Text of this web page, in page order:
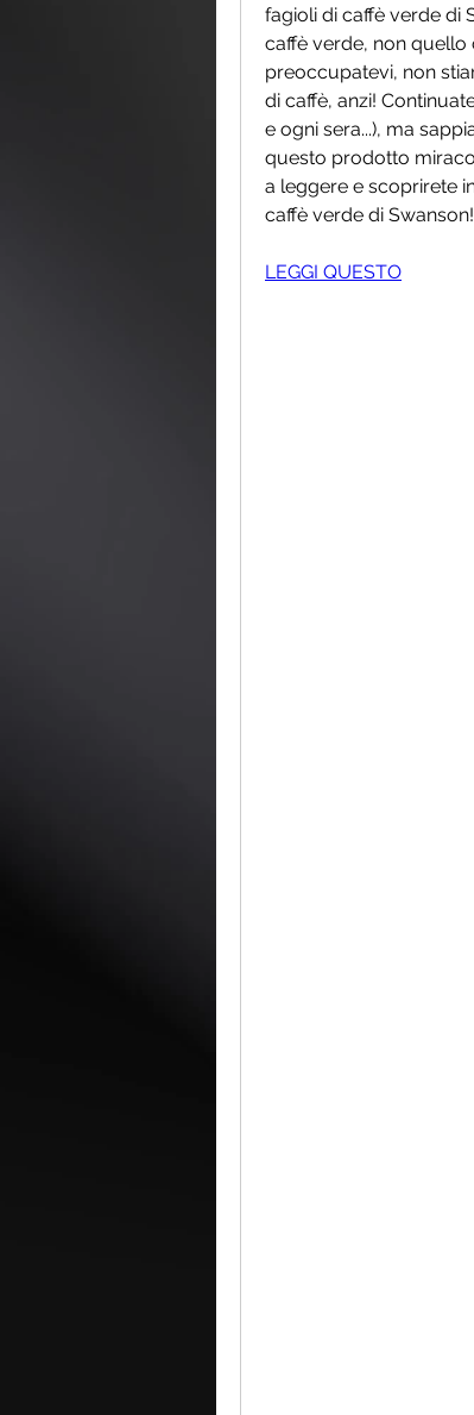
fagioli di caffè verde di
caffè verde, non quello
preoccupatevi, non
di caffè, anzi!
e ogni sera...), ma
questo prodotto
a leggere e scoprirete
caffè verde di Swanson!
LEGGI QUESTO